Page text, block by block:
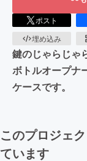
ポスト
埋め込み
鍵のじゃらじゃ
ボトルオープナ
ケースです。
このプロジェ
ています